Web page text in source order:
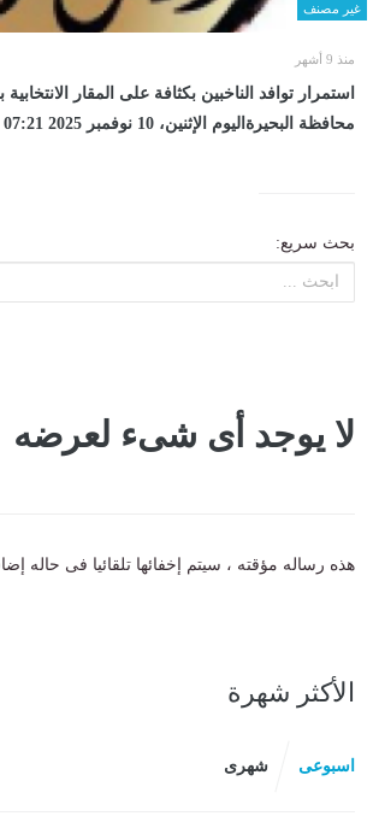
غير مصنف
منذ 9 أشهر
استمرار توافد الناخبين بكثافة على المقار
محافظة البحيرةاليوم الإثنين، 10 نوفمبر 2025 07:21 مـ
بحث سريع:
لا يوجد أى شىء لعرضه
هذه رساله مؤقته ، سيتم إخفائها تلقائيا فى حاله
الأكثر شهرة
اسبوعى شهرى